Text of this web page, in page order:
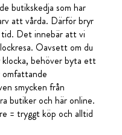
butikskedja som har
att vårda. Därför bryr
tid. Det innebär att vi
Oavsett om du
behöver byta ett
smycken från
butiker och här online.
= tryggt köp och alltid